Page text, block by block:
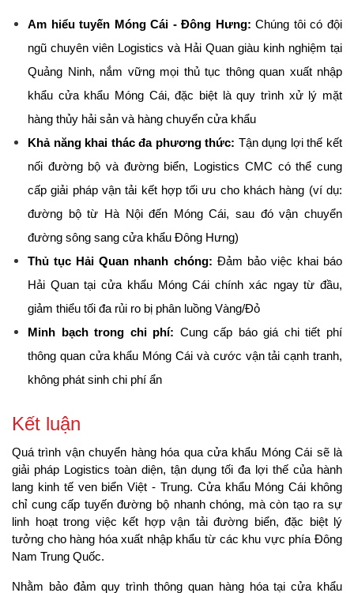
Am hiểu tuyến Móng Cái - Đông Hưng: Chúng tôi có đội
ngũ chuyên viên Logistics và Hải Quan giàu kinh nghiệm tại
Quảng Ninh, nắm vững mọi thủ tục thông quan xuất nhập
khẩu cửa khẩu Móng Cái, đặc biệt là quy trình xử lý mặt
hàng thủy hải sản và hàng chuyển cửa khẩu
Khả năng khai thác đa phương thức: Tận dụng lợi thế kết
nối đường bộ và đường biển, Logistics CMC có thể cung
cấp giải pháp vận tải kết hợp tối ưu cho khách hàng (ví dụ:
đường bộ từ Hà Nội đến Móng Cái, sau đó vận chuyển
đường sông sang cửa khẩu Đông Hưng)
Thủ tục Hải Quan nhanh chóng: Đảm bảo việc khai báo
Hải Quan tại cửa khẩu Móng Cái chính xác ngay từ đầu,
giảm thiểu tối đa rủi ro bị phân luồng Vàng/Đỏ
Minh bạch trong chi phí: Cung cấp báo giá chi tiết phí
thông quan cửa khẩu Móng Cái và cước vận tải cạnh tranh,
không phát sinh chi phí ẩn
Kết luận
Quá trình vận chuyển hàng hóa qua cửa khẩu Móng Cái sẽ là
giải pháp Logistics toàn diện, tận dụng tối đa lợi thế của hành
lang kinh tế ven biển Việt - Trung. Cửa khẩu Móng Cái không
chỉ cung cấp tuyến đường bộ nhanh chóng, mà còn tạo ra sự
linh hoạt trong việc kết hợp vận tải đường biển, đặc biệt lý
tưởng cho hàng hóa xuất nhập khẩu từ các khu vực phía Đông
Nam Trung Quốc.
Nhằm bảo đảm quy trình thông quan hàng hóa tại cửa khẩu